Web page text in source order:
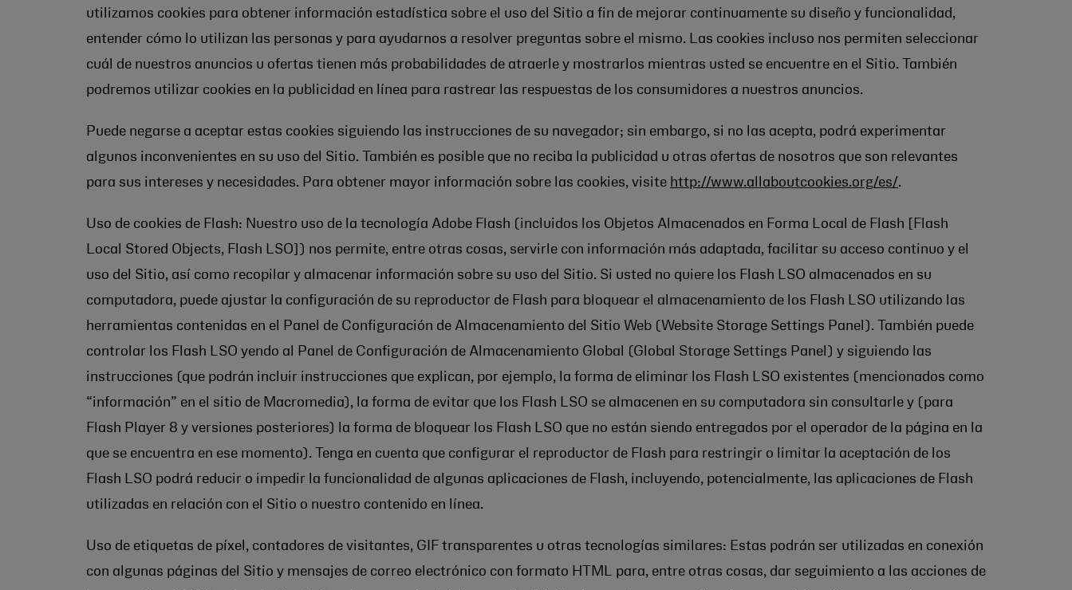
utilizamos cookies para obtener información estadística sobre el uso del Sitio a fin de mejorar continuamente su diseño y funcionalidad,
entender cómo lo utilizan las personas y para ayudarnos a resolver preguntas sobre el mismo. Las cookies incluso nos permiten seleccionar
cuál de nuestros anuncios u ofertas tienen más probabilidades de atraerle y mostrarlos mientras usted se encuentre en el Sitio. También
podremos utilizar cookies en la publicidad en línea para rastrear las respuestas de los consumidores a nuestros anuncios.
Puede negarse a aceptar estas cookies siguiendo las instrucciones de su navegador; sin embargo, si no las acepta, podrá experimentar
algunos inconvenientes en su uso del Sitio. También es posible que no reciba la publicidad u otras ofertas de nosotros que son relevantes
para sus intereses y necesidades. Para obtener mayor información sobre las cookies, visite http://www.allaboutcookies.org/es/.
Uso de cookies de Flash: Nuestro uso de la tecnología Adobe Flash (incluidos los Objetos Almacenados en Forma Local de Flash [Flash
Local Stored Objects, Flash LSO]) nos permite, entre otras cosas, servirle con información más adaptada, facilitar su acceso continuo y el
uso del Sitio, así como recopilar y almacenar información sobre su uso del Sitio. Si usted no quiere los Flash LSO almacenados en su
computadora, puede ajustar la configuración de su reproductor de Flash para bloquear el almacenamiento de los Flash LSO utilizando las
herramientas contenidas en el Panel de Configuración de Almacenamiento del Sitio Web (Website Storage Settings Panel). También puede
controlar los Flash LSO yendo al Panel de Configuración de Almacenamiento Global (Global Storage Settings Panel) y siguiendo las
instrucciones (que podrán incluir instrucciones que explican, por ejemplo, la forma de eliminar los Flash LSO existentes (mencionados como
“información” en el sitio de Macromedia), la forma de evitar que los Flash LSO se almacenen en su computadora sin consultarle y (para
Flash Player 8 y versiones posteriores) la forma de bloquear los Flash LSO que no están siendo entregados por el operador de la página en la
que se encuentra en ese momento). Tenga en cuenta que configurar el reproductor de Flash para restringir o limitar la aceptación de los
Flash LSO podrá reducir o impedir la funcionalidad de algunas aplicaciones de Flash, incluyendo, potencialmente, las aplicaciones de Flash
utilizadas en relación con el Sitio o nuestro contenido en línea.
Uso de etiquetas de píxel, contadores de visitantes, GIF transparentes u otras tecnologías similares: Estas podrán ser utilizadas en conexión
con algunas páginas del Sitio y mensajes de correo electrónico con formato HTML para, entre otras cosas, dar seguimiento a las acciones de